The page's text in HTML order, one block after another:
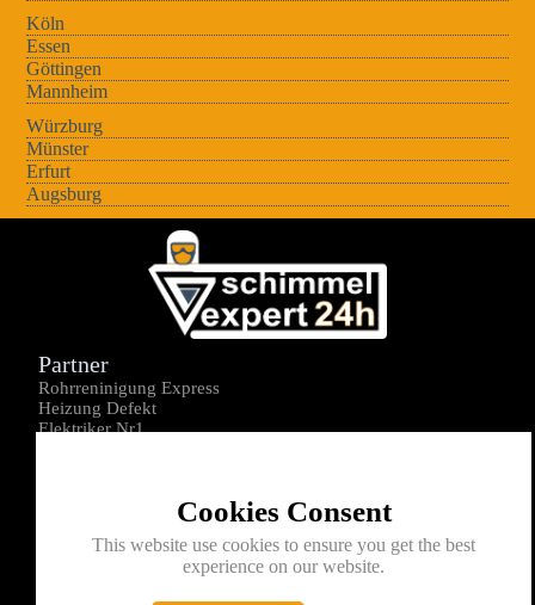
Köln
Essen
Göttingen
Mannheim
Würzburg
Münster
Erfurt
Augsburg
Cookies Consent
This website use cookies to ensure you get the best
experience on our website.
Partner
Rohrreninigung Express
Heizung Defekt
Elektriker Nr1
Kontakt